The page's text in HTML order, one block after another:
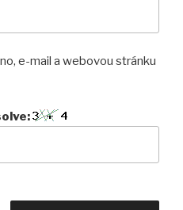
e-mail a webovou stránku